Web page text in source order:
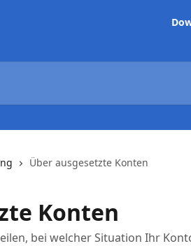
Über ausgesetzte Konten
Konten
bei welcher Situation Ihr